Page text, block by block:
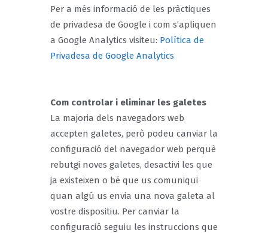
Per a més informació de les pràctiques
de privadesa de Google i com s’apliquen
a Google Analytics visiteu: Política de
Privadesa de Google Analytics
Com controlar i eliminar les galetes
La majoria dels navegadors web
accepten galetes, però podeu canviar la
configuració del navegador web perquè
rebutgi noves galetes, desactivi les que
ja existeixen o bé que us comuniqui
quan algú us envia una nova galeta al
vostre dispositiu. Per canviar la
configuració seguiu les instruccions que